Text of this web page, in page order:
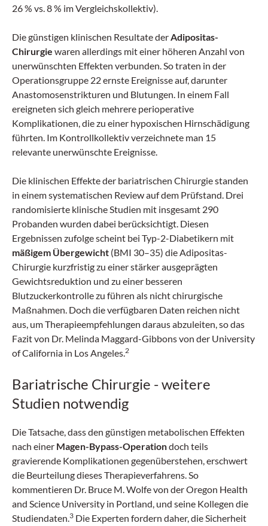
26 % vs. 8 % im Vergleichskollektiv).
Die günstigen klinischen Resultate derAdipositas-
Chirurgie waren allerdings mit einer höheren Anzahl von
unerwünschten Effekten verbunden. So traten in der
Operationsgruppe 22 ernste Ereignisse auf, darunter
Anastomosenstrikturen und Blutungen. In einem Fall
ereigneten sich gleich mehrere perioperative
Komplikationen, die zu einer hypoxischen Hirnschädigung
führten. Im Kontrollkollektiv verzeichnete man 15
relevante unerwünschte Ereignisse.
Die klinischen Effekte der baria­trischen Chirurgie standen
in einem systematischen Review auf dem Prüfstand. Drei
randomisierte klinische Studien mit insgesamt 290
Probanden wurden dabei berücksichtigt. Diesen
Ergebnissen zufolge scheint bei Typ-2-Diabetikern mit
mäßigem Übergewicht (BMI 30–35) die Adipositas-
Chirurgie kurzfristig zu einer stärker ausgeprägten
Gewichtsreduktion und zu einer besseren
Blutzuckerkontrolle zu führen als nicht chirurgische
Maßnahmen. Doch die verfügbaren Daten reichen nicht
aus, um Therapieempfehlungen daraus abzuleiten, so das
Fazit von Dr. Melinda Maggard-Gibbons von der University
of California in Los Angeles.2
Bariatrische Chirurgie - weitere
Studien notwendig
Die Tatsache, dass den günstigen metabolischen Effekten
nach einer Magen-Bypass-Operationdoch teils
gravierende Komplikationen gegenüberstehen, erschwert
die Beurteilung dieses Therapieverfahrens. So
kommentieren Dr. Bruce M. Wolfe von der Oregon Health
and Science University in Portland, und seine Kollegen die
Studiendaten.3 Die Experten fordern daher, die Sicherheit